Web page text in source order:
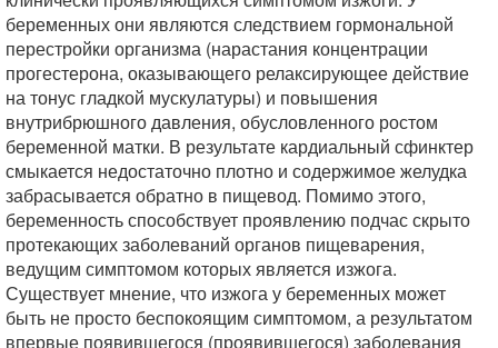
беременных они являются следствием гормональной
перестройки организма (нарастания концентрации
прогестерона, оказывающего релаксирующее действие
на тонус гладкой мускулатуры) и повышения
внутрибрюшного давления, обусловленного ростом
беременной матки. В результате кардиальный сфинктер
смыкается недостаточно плотно и содержимое желудка
забрасывается обратно в пищевод. Помимо этого,
беременность способствует проявлению подчас скрыто
протекающих заболеваний органов пищеварения,
ведущим симптомом которых является изжога.
Существует мнение, что изжога у беременных может
быть не просто беспокоящим симптомом, а результатом
впервые появившегося (проявившегося) заболевания